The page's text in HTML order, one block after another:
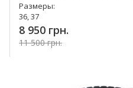
Размеры:
36, 37
8 950 грн.
11 500 грн.